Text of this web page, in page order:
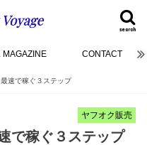
search
MAGAZINE CONTACT
最速で稼ぐ３ステップ
ヤフオク販売
で稼ぐ３ステップ